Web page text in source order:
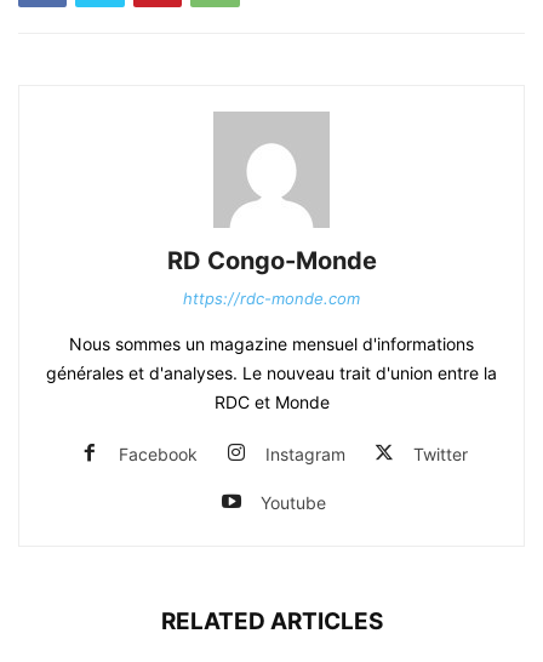
RD Congo-Monde
https://rdc-monde.com
Nous sommes un magazine mensuel d'informations
générales et d'analyses. Le nouveau trait d'union entre la
RDC et Monde
Facebook Instagram Twitter
Youtube
RELATED ARTICLES